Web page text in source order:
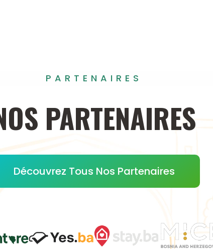
PARTENAIRES
PARTENAIRES
Découvrez Tous Nos Partenaires